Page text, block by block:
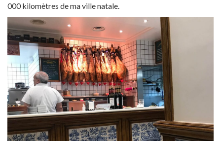
000 kilomètres de ma ville natale.